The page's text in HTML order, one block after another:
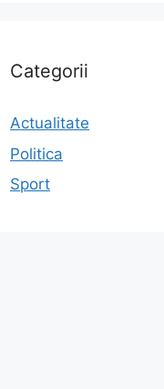
Categorii
Actualitate
Politica
Sport